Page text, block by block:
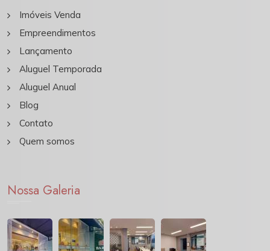
Imóveis Venda
Empreendimentos
Lançamento
Aluguel Temporada
Aluguel Anual
Blog
Contato
Quem somos
Nossa Galeria